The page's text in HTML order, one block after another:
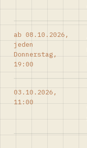
ab 08.10.2026,
jeden
Donnerstag,
19:00
03.10.2026,
11:00